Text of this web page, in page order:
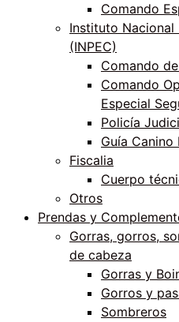
Comando
Instituto Nacional
(INPEC)
Comando
Comando
Especial
Policía
Guía Canino
Fiscalia
Cuerpo
Otros
Prendas y
Gorras, gorros,
de cabeza
Gorras y
Gorros y
Sombreros